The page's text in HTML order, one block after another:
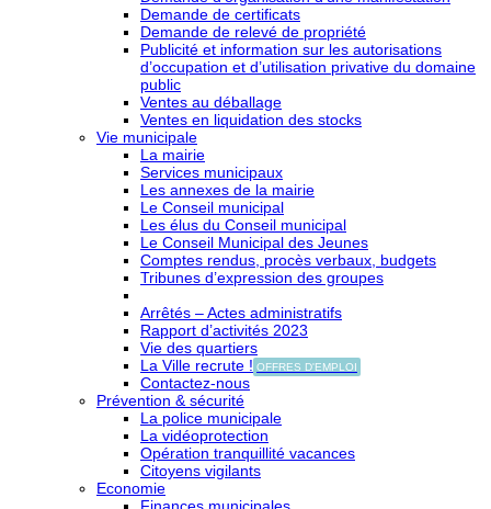
Demande de certificats
Demande de relevé de propriété
Publicité et information sur les autorisations
d’occupation et d’utilisation privative du domaine
public
Ventes au déballage
Ventes en liquidation des stocks
Vie municipale
La mairie
Services municipaux
Les annexes de la mairie
Le Conseil municipal
Les élus du Conseil municipal
Le Conseil Municipal des Jeunes
Comptes rendus, procès verbaux, budgets
Tribunes d’expression des groupes
Arrêtés – Actes administratifs
Rapport d’activités 2023
Vie des quartiers
La Ville recrute ! OFFRES D'EMPLOI
Contactez-nous
Prévention & sécurité
La police municipale
La vidéoprotection
Opération tranquillité vacances
Citoyens vigilants
Economie